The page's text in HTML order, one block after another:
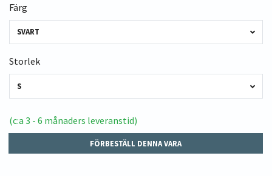
Färg
SVART
Storlek
S
(c:a 3 - 6 månaders leveranstid)
FÖRBESTÄLL DENNA VARA